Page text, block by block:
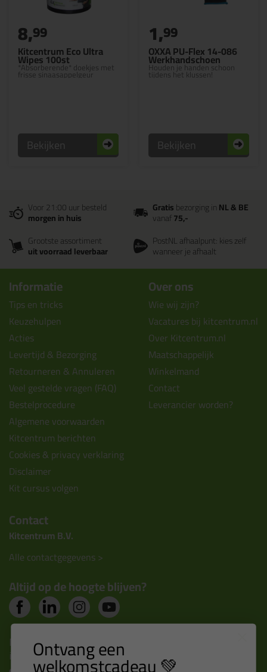
Kitcentrum Eco Ultra
Wipes 100st
*Absorberende* doekjes met
frisse sinaasappelgeur
8,99
Bekijken
OXXA PU-Flex 14-086
Werkhandschoen
Houden je handen schoon
tijdens het klussen!
1,99
Bekijken
Voor 21:00 uur besteld
morgen in huis
Gratisbezorging inNL & BE
vanaf75,-
Grootste assortiment
uit voorraad leverbaar
PostNL afhaalpunt: kies zelf
wanneer je afhaalt
Informatie
Tips en tricks
Keuzehulpen
Acties
Levertijd & Bezorging
Retourneren & Annuleren
Veel gestelde vragen (FAQ)
Bestelprocedure
Algemene voorwaarden
Kitcentrum berichten
Cookies & privacy verklaring
Disclaimer
Kit cursus volgen
Over ons
Wie wij zijn?
Vacatures bij kitcentrum.nl
Over Kitcentrum.nl
Maatschappelijk
Winkelmand
Contact
Leverancier worden?
Contact
Kitcentrum B.V.
Alle contactgegevens >
Altijd op de hoogte blijven?
Nieuws, tips en exclusieve deals rechtstreeks in je
inbox Ontvang een